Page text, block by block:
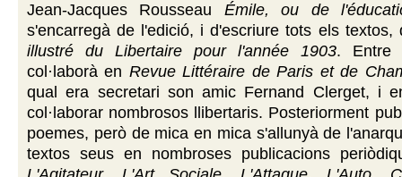
Jean-Jacques Rousseau Émile, ou de
s'encarregà de l'edició, i d'escriure tots els textos,
illustré du Libertaire pour l'année 1903. Entre
col·laborà en Revue Littéraire de Paris et de
qual era secretari son amic Fernand Clerget, i
col·laborar nombrosos llibertaris. Posteriorment
poemes, però de mica en mica s'allunyà de
textos seus en nombroses publicacions